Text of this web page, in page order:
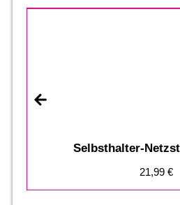
Selbsthalter-
21,99 €